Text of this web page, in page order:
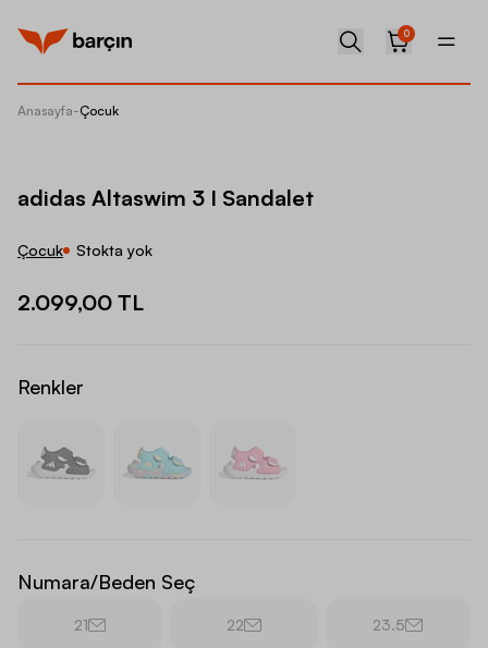
0
Anasayfa-Çocuk
adidas Altaswim 3 I Sandalet
Çocuk Stokta yok
2.099,00 TL
Renkler
Numara/Beden Seç
21 22 23.5